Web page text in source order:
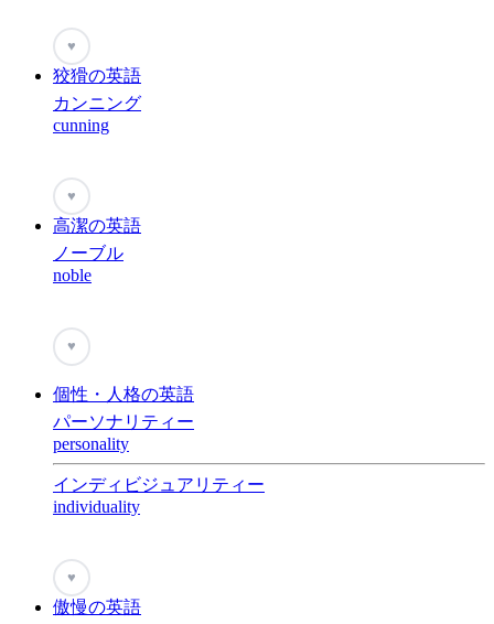
♥
狡猾の英語
カンニング
cunning
♥
高潔の英語
ノーブル
noble
♥
個性・人格の英語
パーソナリティー
personality
インディビジュアリティー
individuality
♥
傲慢の英語